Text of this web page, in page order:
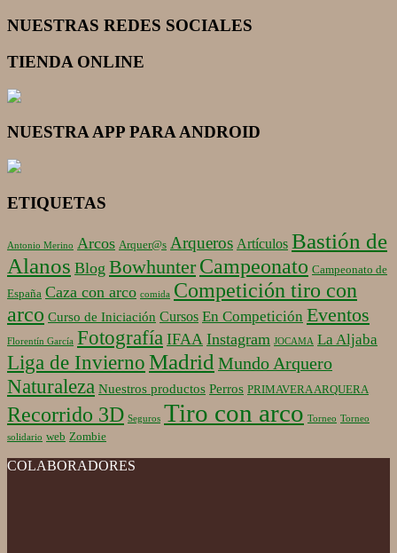
NUESTRAS REDES SOCIALES
TIENDA ONLINE
NUESTRA APP PARA ANDROID
ETIQUETAS
Antonio Merino Arcos Arquer@s Arqueros Artículos Bastión de
Alanos Blog Bowhunter Campeonato Campeonato de
España Caza con arco comida Competición tiro con
arco Curso de Iniciación Cursos En Competición Eventos
Florentín García Fotografía IFAA Instagram JOCAMA La Aljaba
Liga de Invierno Madrid Mundo Arquero
Naturaleza Nuestros productos Perros PRIMAVERA ARQUERA
Recorrido 3D Seguros Tiro con arco Torneo Torneo
solidario web Zombie
COLABORADORES